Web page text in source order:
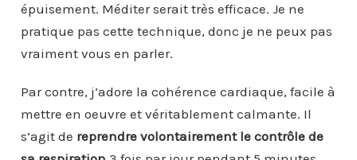
épuisement. Méditer serait très efficace. Je ne
pratique pas cette technique, donc je ne peux pas
vraiment vous en parler.
Par contre, j’adore la cohérence cardiaque, facile à
mettre en oeuvre et véritablement calmante. Il
s’agit de reprendre volontairement le contrôle de